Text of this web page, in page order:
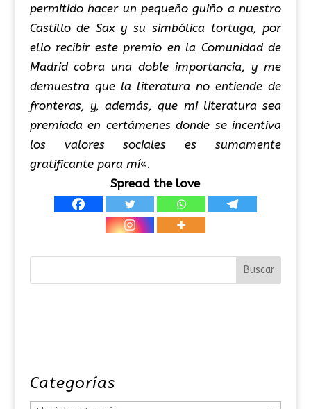
permitido hacer un pequeño guiño a nuestro
Castillo de Sax y su simbólica tortuga, por
ello recibir este premio en la Comunidad de
Madrid cobra una doble importancia, y me
demuestra que la literatura no entiende de
fronteras, y, además, que mi literatura sea
premiada en certámenes donde se incentiva
los valores sociales es sumamente
gratificante para mí«.
Spread the love
Categorías